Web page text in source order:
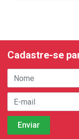
Cadastre-se